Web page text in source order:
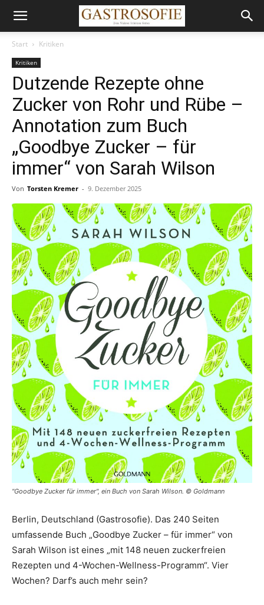
Start Kritiken
Kritiken
Dutzende Rezepte ohne
Zucker von Rohr und Rübe –
Annotation zum Buch
„Goodbye Zucker – für
immer“ von Sarah Wilson
Von Torsten Kremer - 9. Dezember 2025
"Goodbye Zucker für immer", ein Buch von Sarah Wilson. © Goldmann
Berlin, Deutschland (Gastrosofie). Das 240 Seiten
umfassende Buch „Goodbye Zucker – für immer“ von
Sarah Wilson ist eines „mit 148 neuen zuckerfreien
Rezepten und 4-Wochen-Wellness-Programm“. Vier
Wochen? Darf’s auch mehr sein?